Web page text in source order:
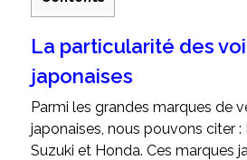
La particularité des
japonaises
Parmi les grandes marques de
japonaises, nous pouvons citer :
Suzuki et Honda. Ces marques